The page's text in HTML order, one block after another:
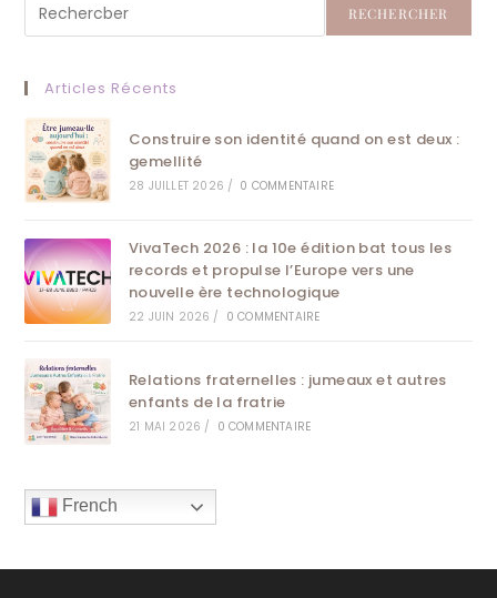
RECHERCHER
Articles Récents
Construire son identité quand on est deux :
gemellité
28 JUILLET 2026 / 0 COMMENTAIRE
VivaTech 2026 : la 10e édition bat tous les
records et propulse l’Europe vers une
nouvelle ère technologique
22 JUIN 2026 / 0 COMMENTAIRE
Relations fraternelles : jumeaux et autres
enfants de la fratrie
21 MAI 2026 / 0 COMMENTAIRE
French